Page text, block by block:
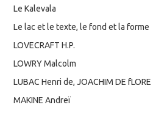
Le Kalevala
Le lac et le texte, le fond et la forme
LOVECRAFT H.P.
LOWRY Malcolm
LUBAC Henri de, JOACHIM DE fLORE
MAKINE Andreï